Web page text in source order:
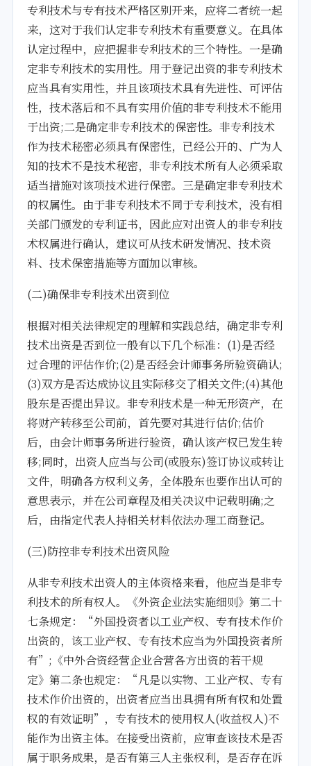
专利技术与专有技术严格区别开来，应将二者统一起
来，这对于我们认定非专利技术有重要意义。在具体
认定过程中，应把握非专利技术的三个特性。一是确
定非专利技术的实用性。用于登记出资的非专利技术
应当具有实用性，并且该项技术具有先进性、可评估
性，技术落后和不具有实用价值的非专利技术不能用
于出资;二是确定非专利技术的保密性。非专利技术
作为技术秘密必须具有保密性，已经公开的、广为人
知的技术不是技术秘密，非专利技术所有人必须采取
适当措施对该项技术进行保密。三是确定非专利技术
的权属性。由于非专利技术不同于专利技术，没有相
关部门颁发的专利证书，因此应对出资人的非专利技
术权属进行确认，建议可从技术研发情况、技术资
料、技术保密措施等方面加以审核。
(二)确保非专利技术出资到位
根据对相关法律规定的理解和实践总结，确定非专利
技术出资是否到位一般有以下几个标准：(1)是否经
过合理的评估作价;(2)是否经会计师事务所验资确认;
(3)双方是否达成协议且实际移交了相关文件;(4)其他
股东是否提出异议。非专利技术是一种无形资产，在
将财产转移至公司前，首先要对其进行估价;估价
后，由会计师事务所进行验资，确认该产权已发生转
移;同时，出资人应当与公司(或股东)签订协议或转让
文件，明确各方权利义务，全体股东也要作出认可的
意思表示，并在公司章程及相关决议中记载明确;之
后，由指定代表人持相关材料依法办理工商登记。
(三)防控非专利技术出资风险
从非专利技术出资人的主体资格来看，他应当是非专
利技术的所有权人。《外资企业法实施细则》第二十
七条规定：“外国投资者以工业产权、专有技术作价
出资的，该工业产权、专有技术应当为外国投资者所
有”;《中外合资经营企业合营各方出资的若干规
定》第二条也规定：“凡是以实物、工业产权、专有
技术作价出资的，出资者应当出具拥有所有权和处置
权的有效证明”，专有技术的使用权人(收益权人)不
能作为出资主体。在接受出资前，应审查该技术是否
属于职务成果，是否有第三人主张权利，是否存在诉